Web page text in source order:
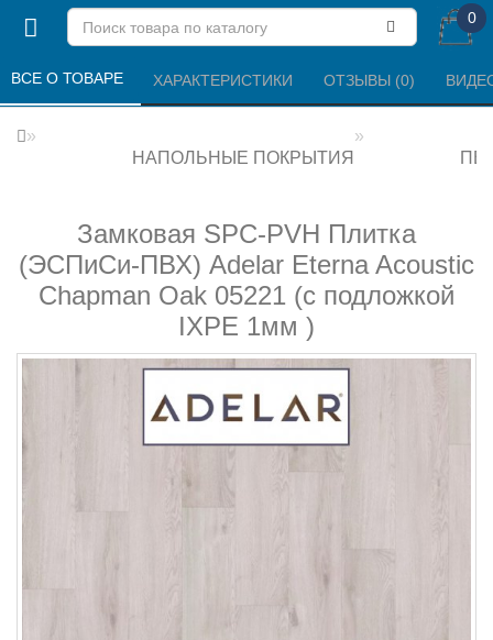
0
НАПОЛЬНЫЕ ПОКРЫТИЯ
Замковая SPC-PVH Плитка
(ЭСПиСи-ПВХ) Adelar Eterna Acoustic
Chapman Oak 05221 (с подложкой
IXPE 1мм )
ВСЕ О ТОВАРЕ ХАРАКТЕРИСТИКИ ОТЗЫВЫ (0)